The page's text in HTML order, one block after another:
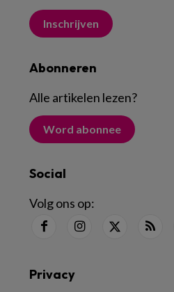
Inschrijven
Abonneren
Alle artikelen lezen?
Word abonnee
Social
Volg ons op:
Privacy